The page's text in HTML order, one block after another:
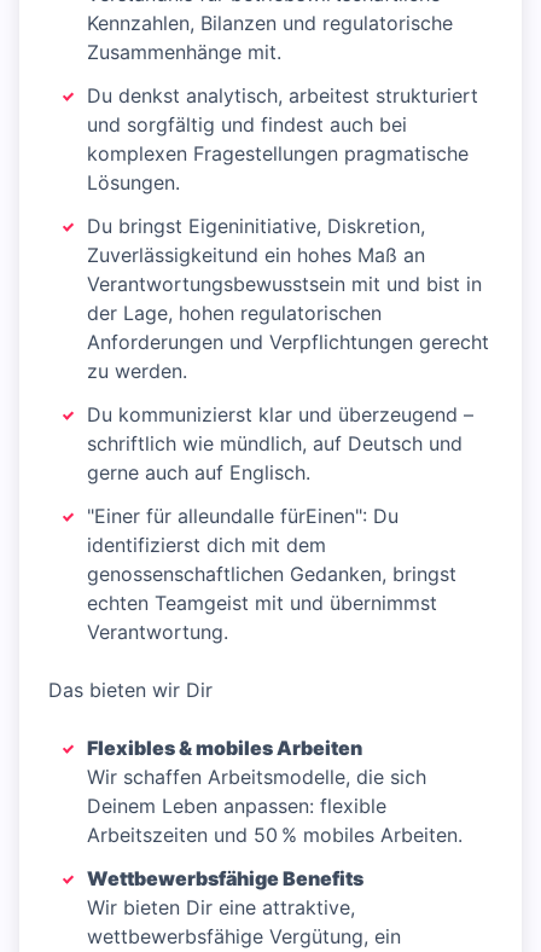
Kennzahlen, Bilanzen und regulatorische
Zusammenhänge mit.
Du denkst analytisch, arbeitest strukturiert
und sorgfältig und findest auch bei
komplexen Fragestellungen pragmatische
Lösungen.
Du bringst Eigeninitiative, Diskretion,
Zuverlässigkeitund ein hohes Maß an
Verantwortungsbewusstsein mit und bist in
der Lage, hohen regulatorischen
Anforderungen und Verpflichtungen gerecht
zu werden.
Du kommunizierst klar und überzeugend –
schriftlich wie mündlich, auf Deutsch und
gerne auch auf Englisch.
"Einer für alleundalle fürEinen": Du
identifizierst dich mit dem
genossenschaftlichen Gedanken, bringst
echten Teamgeist mit und übernimmst
Verantwortung.
Das bieten wir Dir
Flexibles & mobiles Arbeiten
Wir schaffen Arbeitsmodelle, die sich
Deinem Leben anpassen: flexible
Arbeitszeiten und 50 % mobiles Arbeiten.
Wettbewerbsfähige Benefits
Wir bieten Dir eine attraktive,
wettbewerbsfähige Vergütung, ein